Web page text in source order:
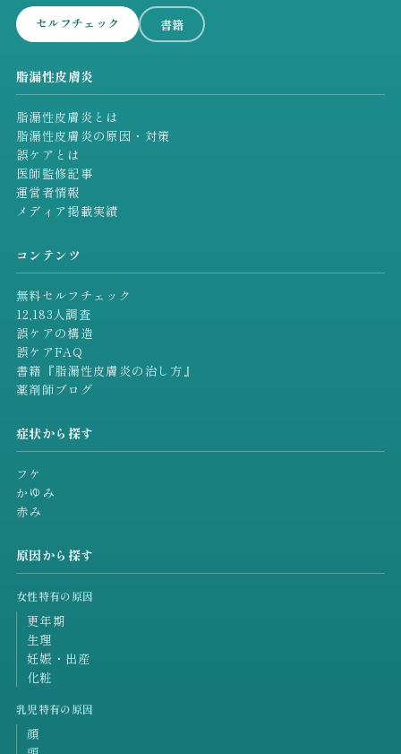
セルフチェック 書籍
脂漏性皮膚炎
脂漏性皮膚炎とは
脂漏性皮膚炎の原因・対策
誤ケアとは
医師監修記事
運営者情報
メディア掲載実績
コンテンツ
無料セルフチェック
12,183人調査
誤ケアの構造
誤ケアFAQ
書籍『脂漏性皮膚炎の治し方』
薬剤師ブログ
症状から探す
フケ
かゆみ
赤み
原因から探す
女性特有の原因
更年期
生理
妊娠・出産
化粧
乳児特有の原因
顔